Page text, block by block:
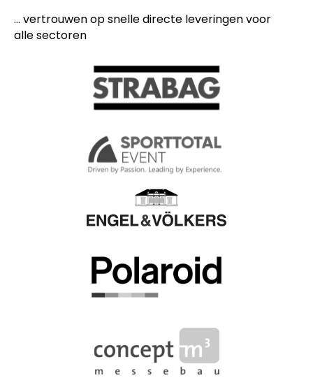
... vertrouwen op snelle directe leveringen voor
alle sectoren